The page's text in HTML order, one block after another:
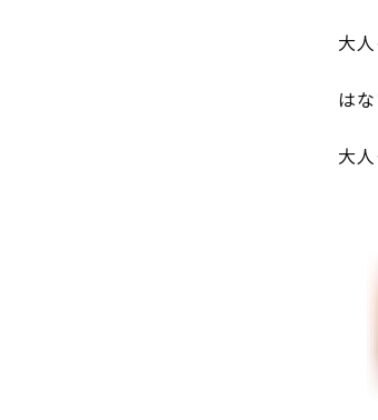
大
は
大